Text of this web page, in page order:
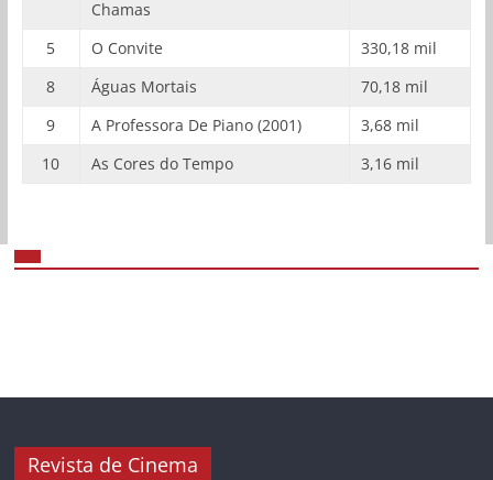
Chamas
5 O Convite
330,18 mil
8
Águas Mortais
70,18 mil
9
A Professora De Piano (2001)
3,68 mil
10
As Cores do Tempo 3,16 mil
Revista de Cinema